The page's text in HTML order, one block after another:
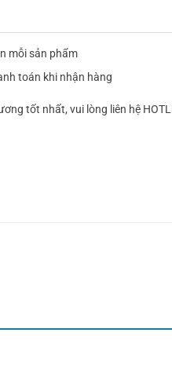
mỗi sản phẩm
toán khi nhận hàng
tốt nhất, vui lòng liên hệ